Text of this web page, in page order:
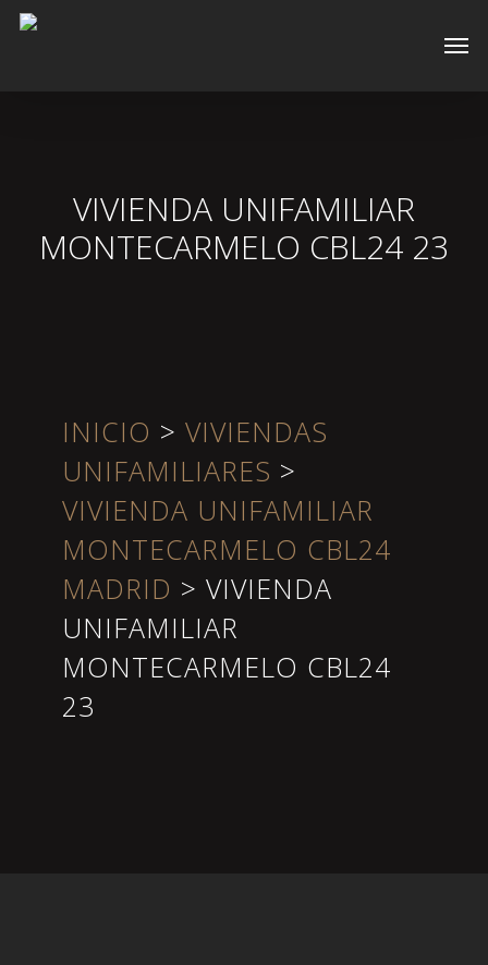
Skip
VIVIENDA UNIFAMILIAR
MONTECARMELO CBL24 23
INICIO > VIVIENDAS
UNIFAMILIARES >
VIVIENDA UNIFAMILIAR
MONTECARMELO CBL24
MADRID > VIVIENDA
UNIFAMILIAR
MONTECARMELO CBL24
23